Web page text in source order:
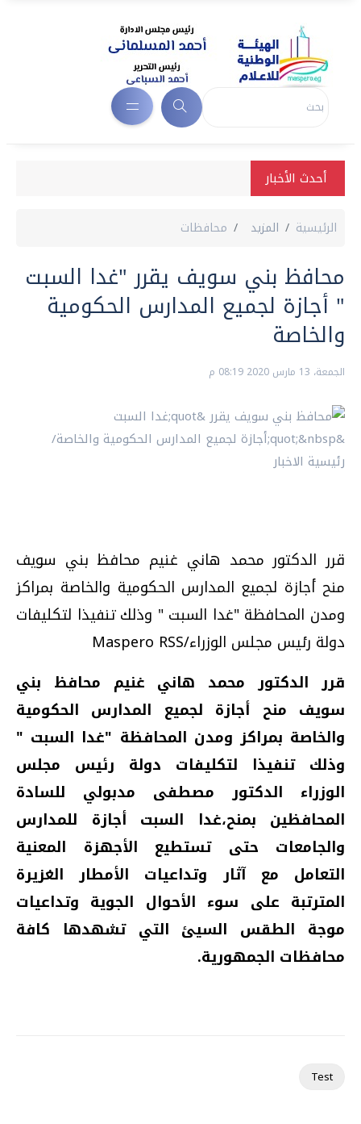
أحدث الأخبار
الرئيسية المزيد محافظات
محافظ بني سويف يقرر "غدا السبت
" أجازة لجميع المدارس الحكومية
والخاصة
الجمعة، 13 مارس 2020 08:19 م
قرر الدكتور محمد هاني غنيم محافظ بني سويف
منح أجازة لجميع المدارس الحكومية والخاصة بمراكز
ومدن المحافظة "غدا السبت " وذلك تنفيذا لتكليفات
دولة رئيس مجلس الوزراء/Maspero RSS
قرر الدكتور محمد هاني غنيم محافظ بني
سويف منح أجازة لجميع المدارس الحكومية
والخاصة بمراكز ومدن المحافظة "غدا السبت "
وذلك تنفيذا لتكليفات دولة رئيس مجلس
الوزراء الدكتور مصطفى مدبولي للسادة
المحافظين بمنح،غدا السبت أجازة للمدارس
والجامعات حتى تستطيع الأجهزة المعنية
التعامل مع آثار وتداعيات الأمطار الغزيرة
المترتبة على سوء الأحوال الجوية وتداعيات
موجة الطقس السيئ التي تشهدها كافة
محافظات الجمهورية.
Test